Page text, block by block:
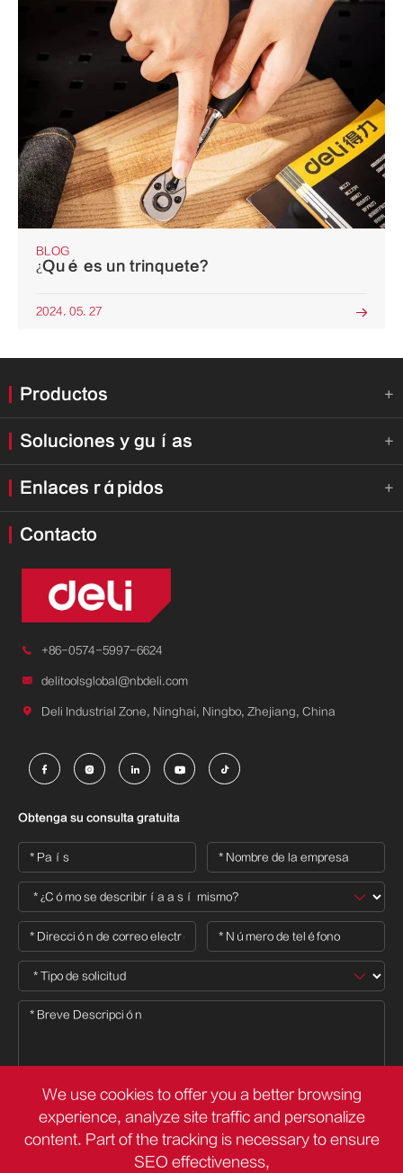
BLOG
¿Qué es un trinquete?
2024. 05. 27 
Productos 
Soluciones y guías 
Enlaces rápidos 
Contacto
 +86-0574-5997-6624
 delitoolsglobal@nbdeli.com
 Deli Industrial Zone, Ninghai, Ningbo, Zhejiang, China
    
Obtenga su consulta gratuita

We use cookies to offer you a better browsing
experience, analyze site traffic and personalize
content. Part of the tracking is necessary to ensure
SEO effectiveness,